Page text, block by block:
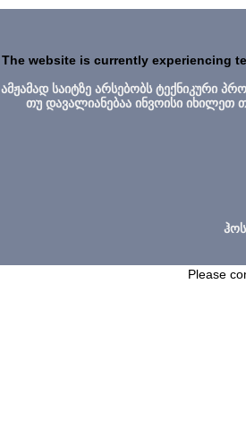
The website is currently experiencing
ამჟამად საიტზე არსებობს ტექნიკური
თუ დავალიანებაა ინვოისი იხილეთ
Please